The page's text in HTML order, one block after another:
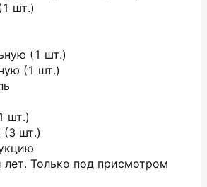
шт.)
(1 шт.)
(1 шт.)
шт.)
(3 шт.)
Только под присмотром